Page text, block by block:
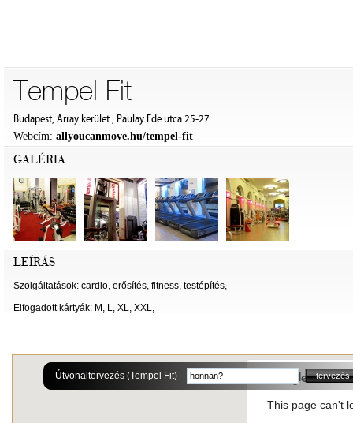
Tempel Fit
Budapest, Array kerület , Paulay Ede utca 25-27.
Webcím: allyoucanmove.hu/tempel-fit
GALÉRIA
LEÍRÁS
Szolgáltatások: cardio, erősítés, fitness, testépítés,
Elfogadott kártyák: M, L, XL, XXL,
Útvonaltervezés (Tempel Fit)
This page can't